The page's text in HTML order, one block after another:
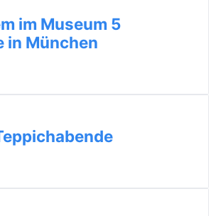
im Museum 5
in München